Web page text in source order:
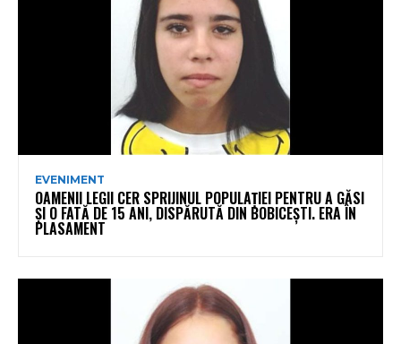
EVENIMENT
OAMENII LEGII CER SPRIJINUL POPULAȚIEI PENTRU A GĂSI
ȘI O FATĂ DE 15 ANI, DISPĂRUTĂ DIN BOBICEȘTI. ERA ÎN
PLASAMENT